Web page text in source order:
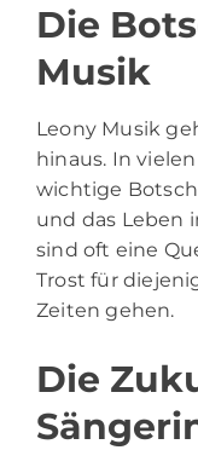
Die
Musik
Leony Musik
hinaus. In
wichtige
und das Leben
sind oft eine
Trost für
Zeiten gehen.
Die